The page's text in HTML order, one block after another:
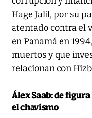
Hage Jalil, por su
atentado contra el
en Panamá en
muertos y que
relacionan con
Álex Saab: de
el chavismo